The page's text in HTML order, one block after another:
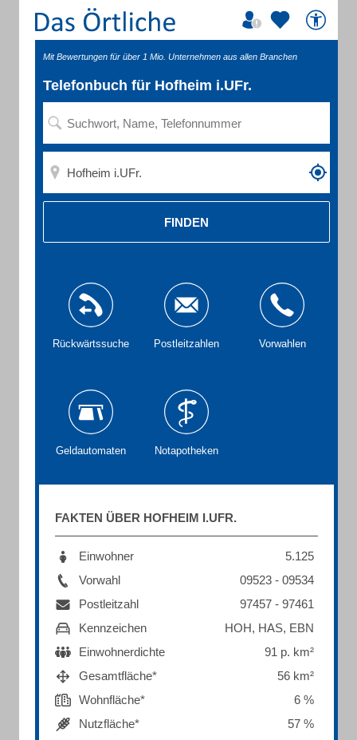
Mit Bewertungen für über 1 Mio. Unternehmen aus allen Branchen
Telefonbuch für Hofheim i.UFr.
FINDEN
Rückwärtssuche Postleitzahlen Vorwahlen
Geldautomaten Notapotheken
FAKTEN ÜBER HOFHEIM I.UFR.
Einwohner
5.125
Vorwahl
09523 - 09534
Postleitzahl
97457 - 97461
Kennzeichen
HOH, HAS, EBN
Einwohnerdichte
91 p. km²
Gesamtfläche*
56 km²
Wohnfläche*
6 %
Nutzfläche*
57 %